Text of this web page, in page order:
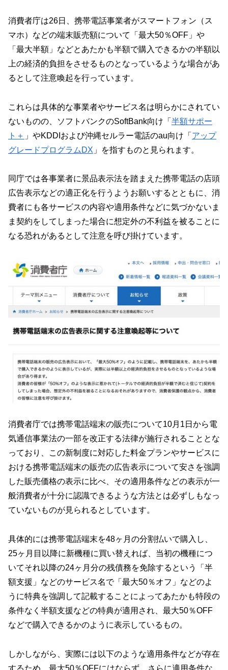
消費者庁は26日、携帯電話事業者がスマートフォン（ス
マホ）などの端末販売額について「最大50％OFF」や
「最大半額」などとあたかも半額で購入できるかの半額以
上の経済的負担をさせるものとなっているような場合があ
るとして注意喚起を行っています。
これらは具体的な事業者やサービス名は明らかにされてい
ないものの、ソフトバンクのSoftBank向け「 半額サポー
ト＋ 」やKDDIおよび沖縄セルラー電話のau向け「 アップ
グレードプログラムDX 」を指すものと見られます。
同庁では各事業者に景品表示法を踏まえた携帯電話の店頭
広告表示などの適正化を行うようお願いするとともに、消
費者にも各サービスの内容や適用条件などに気づかないま
ま契約をしてしまった場合に想定外の不利益を被ることに
なる恐れがあるとして注意を呼び掛けています。
消費者庁では携帯電話端末の販売について10月1日から電
気通信事業法の一部を改正する法律が施行されることとな
っており、この新制度に対応した料金プランやサービスに
おける携帯電話端末の販売の広告表示について安さを強調
した販売価格の表示に比べ、その適用条件などの表示が一
般消費者が十分に認識できるような方法とは必ずしもなっ
ていないものが見られるとしています。
具体的には携帯電話端末を48ヶ月の分割払いで購入し、
25ヶ月目以降に新機種に買い替えれば、当初の機種につ
いてそれ以降の24ヶ月分の残債務を免除するという「半
額支援」などのサービス名で「最大50％オフ」などのよ
うに特典を強調して記載することによってあたかも特段の
条件なく半額支援などの特典が適用され、最大50％OFF
などで購入できるかのように表示しているもの。
しかしながら、実際には以下のような適用条件などが存在
するため、最大50％OFFにはならず、さらに適用条件な